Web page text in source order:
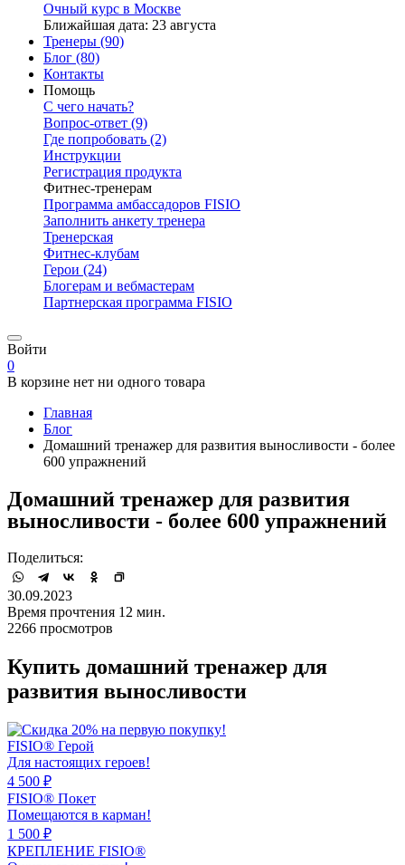
Очный курс в Москве
Ближайшая дата: 23 августа
Тренеры (90)
Блог (80)
Контакты
Помощь
С чего начать?
Вопрос-ответ (9)
Где попробовать (2)
Инструкции
Регистрация продукта
Фитнес-тренерам
Программа амбассадоров FISIO
Заполнить анкету тренера
Тренерская
Фитнес-клубам
Герои (24)
Блогерам и вебмастерам
Партнерская программа FISIO
Войти
0
В корзине нет ни одного товара
Главная
Блог
Домашний тренажер для развития выносливости - более
600 упражнений
Домашний тренажер для развития
выносливости - более 600 упражнений
Поделиться:
30.09.2023
Время прочтения 12 мин.
2266 просмотров
Купить домашний тренажер для
развития выносливости
FISIO® Герой
Для настоящих героев!
4 500 ₽
FISIO® Покет
Помещаются в карман!
1 500 ₽
КРЕПЛЕНИЕ FISIO®